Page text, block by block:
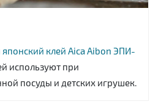
клей Aica Aibon ЭПИ-
используют при
посуды и детских игрушек.